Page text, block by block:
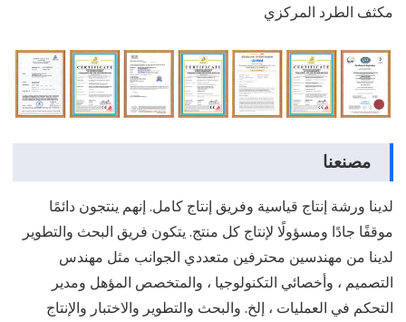
مكثف الطرد المركزي
مصنعنا
لدينا ورشة إنتاج قياسية وفريق إنتاج كامل. إنهم ينتجون دائمًا
موقفًا جادًا ومسؤولًا لإنتاج كل منتج. يتكون فريق البحث والتطوير
لدينا من مهندسين محترفين متعددي الجوانب مثل مهندس
التصميم ، وأخصائي التكنولوجيا ، والمتخصص المؤهل ومدير
التحكم في العمليات ، إلخ. والبحث والتطوير والاختبار والإنتاج